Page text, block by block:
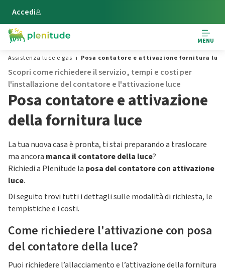
Vai al contenuto principale
Accedi
MENU
Assistenza luce e gas
Posa contatore e attivazione fornitura luce
Scopri come richiedere il servizio, tempi e costi per
l'installazione del contatore e l'attivazione luce
Posa contatore e attivazione
della fornitura luce
La tua nuova casa è pronta, ti stai preparando a traslocare
ma ancora manca il contatore della luce?
Richiedi a Plenitude la posa del contatore con attivazione
luce.
Di seguito trovi tutti i dettagli sulle modalità di richiesta, le
tempistiche e i costi.
Come richiedere l'attivazione con posa
del contatore della luce?
Puoi richiedere l’allacciamento e l’attivazione della fornitura